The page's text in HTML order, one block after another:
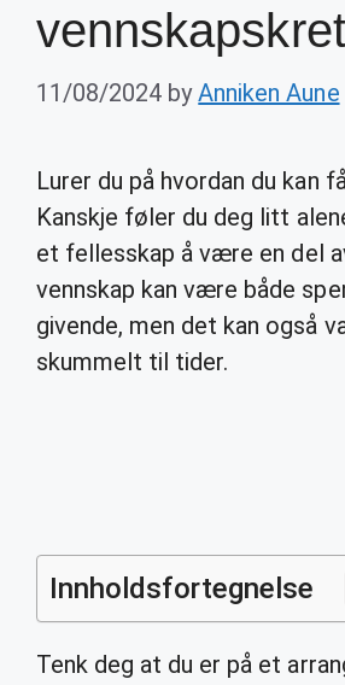
11/08/2024 byAnniken Aune
Lurer du på hvordan du kan
Kanskje føler du deg litt
et fellesskap å være en del
vennskap kan være både
givende, men det kan også
skummelt til tider.
Innholdsfortegnelse
Tenk deg at du er på et